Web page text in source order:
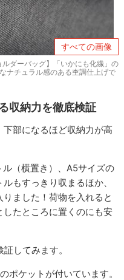
すべての画像
ルダーバッグ】「いかにも化繊」の
ナチュラル感のある杢調仕上げで
収納力を徹底検証
部になるほど収納力が高
（横置き）、A5サイズの
もすっきり収まるほか、
ました！荷物を入れると
たところに置くのにも安
してみます。
ポケットが付いています。